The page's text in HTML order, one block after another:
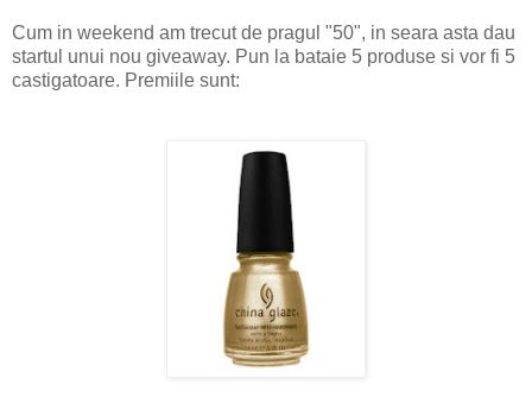
Cum in weekend am trecut de pragul "50", in seara asta dau
startul unui nou giveaway. Pun la bataie 5 produse si vor fi 5
castigatoare. Premiile sunt: